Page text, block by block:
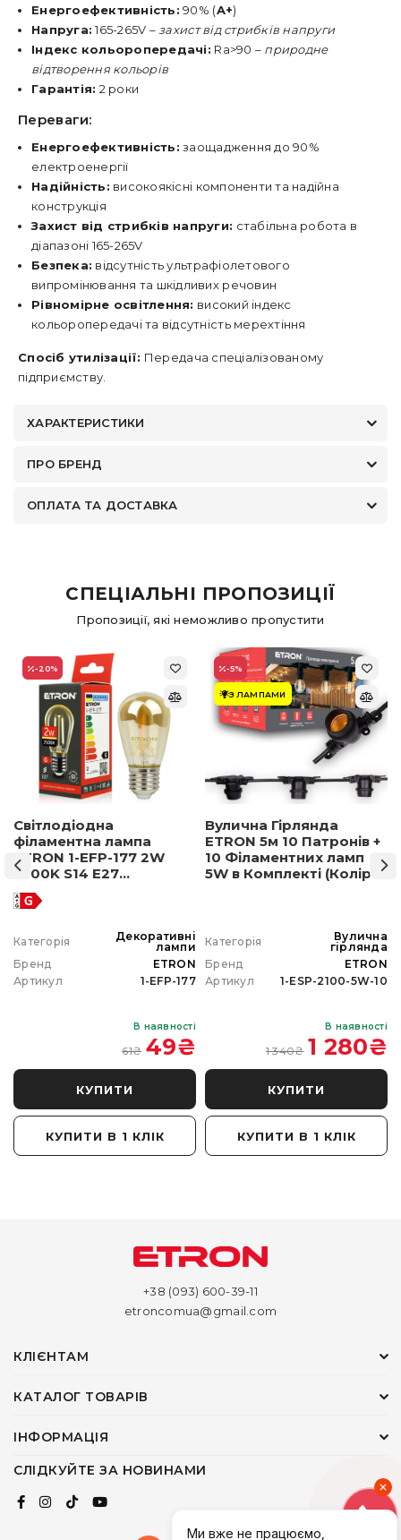
Енергоефективність: 90% (A+)
Напруга: 165-265V – захист від стрибків напруги
Індекс кольоропередачі: Ra>90 – природне
відтворення кольорів
Гарантія: 2 роки
Переваги:
Енергоефективність: заощадження до 90%
електроенергії
Надійність: високоякісні компоненти та надійна
конструкція
Захист від стрибків напруги: стабільна робота в
діапазоні 165-265V
Безпека: відсутність ультрафіолетового
випромінювання та шкідливих речовин
Рівномірне освітлення: високий індекс
кольоропередачі та відсутність мерехтіння
Спосіб утилізації: Передача спеціалізованому
підприємству.
ХАРАКТЕРИСТИКИ
ПРО БРЕНД
ОПЛАТА ТА ДОСТАВКА
СПЕЦІАЛЬНІ ПРОПОЗИЦІЇ
Пропозиції, які неможливо пропустити
-20%
Світлодіодна
філаментна лампа
ETRON 1-EFP-177 2W
2500K S14 E27
позолочене скло
Категорія
Декоративні
лампи
Бренд
ETRON
Артикул
1-EFP-177
В наявності
61₴ 49₴
КУПИТИ
КУПИТИ В 1 КЛІК
-5%
З ЛАМПАМИ
Вулична Гірлянда
ETRON 5м 10 Патронів +
10 Філаментних ламп
5W в Комплекті (Колір
Категорія
Вулична
гірлянда
Бренд
ETRON
Артикул
1-ESP-2100-5W-10
В наявності
1 340₴ 1 280₴
КУПИТИ
КУПИТИ В 1 КЛІК
+38 (093) 600-39-11
etroncomua@gmail.com
КЛІЄНТАМ
КАТАЛОГ ТОВАРІВ
ІНФОРМАЦІЯ
СЛІДКУЙТЕ ЗА НОВИНАМИ